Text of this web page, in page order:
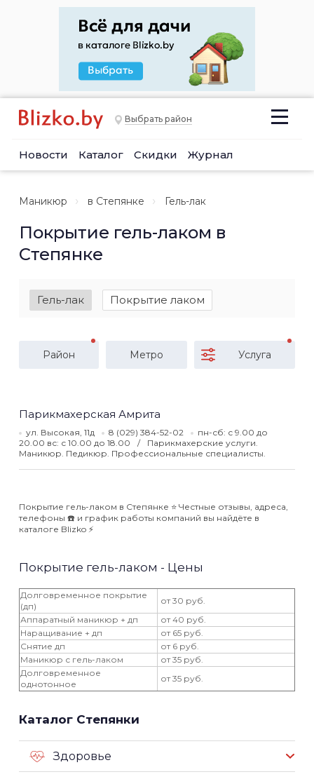
Выбрать район
Новости Каталог Скидки Журнал
Маникюр в Степянке Гель-лак
Покрытие гель-лаком в
Степянке
Гель-лак Покрытие лаком
Район Метро Услуга
Парикмахерская Амрита
ул. Высокая, 11д 8 (029) 384-52-02
пн-сб: с 9.00 до
20.00 вс: с 10.00 до 18.00
Парикмахерские услуги.
Маникюр. Педикюр. Профессиональные специалисты.
Покрытие гель-лаком в Степянке ⭐️ Честные отзывы, адреса,
телефоны ☎️ и график работы компаний вы найдёте в
каталоге Blizko ⚡️
Покрытие гель-лаком - Цены
Долговременное покрытие
(дп)
от 30 руб.
Аппаратный маникюр + дп
от 40 руб.
Наращивание + дп
от 65 руб.
Снятие дп
от 6 руб.
Маникюр с гель-лаком
от 35 руб.
Долговременное
однотонное
от 35 руб.
Каталог Степянки
Здоровье